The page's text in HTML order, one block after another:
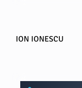
ION IONESCU